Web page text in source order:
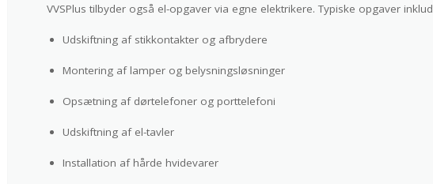
VVSPlus tilbyder også el-opgaver via egne elektrikere. Typiske opgaver
Udskiftning af stikkontakter og afbrydere
Montering af lamper og belysningsløsninger
Opsætning af dørtelefoner og porttelefoni
Udskiftning af el-tavler
Installation af hårde hvidevarer